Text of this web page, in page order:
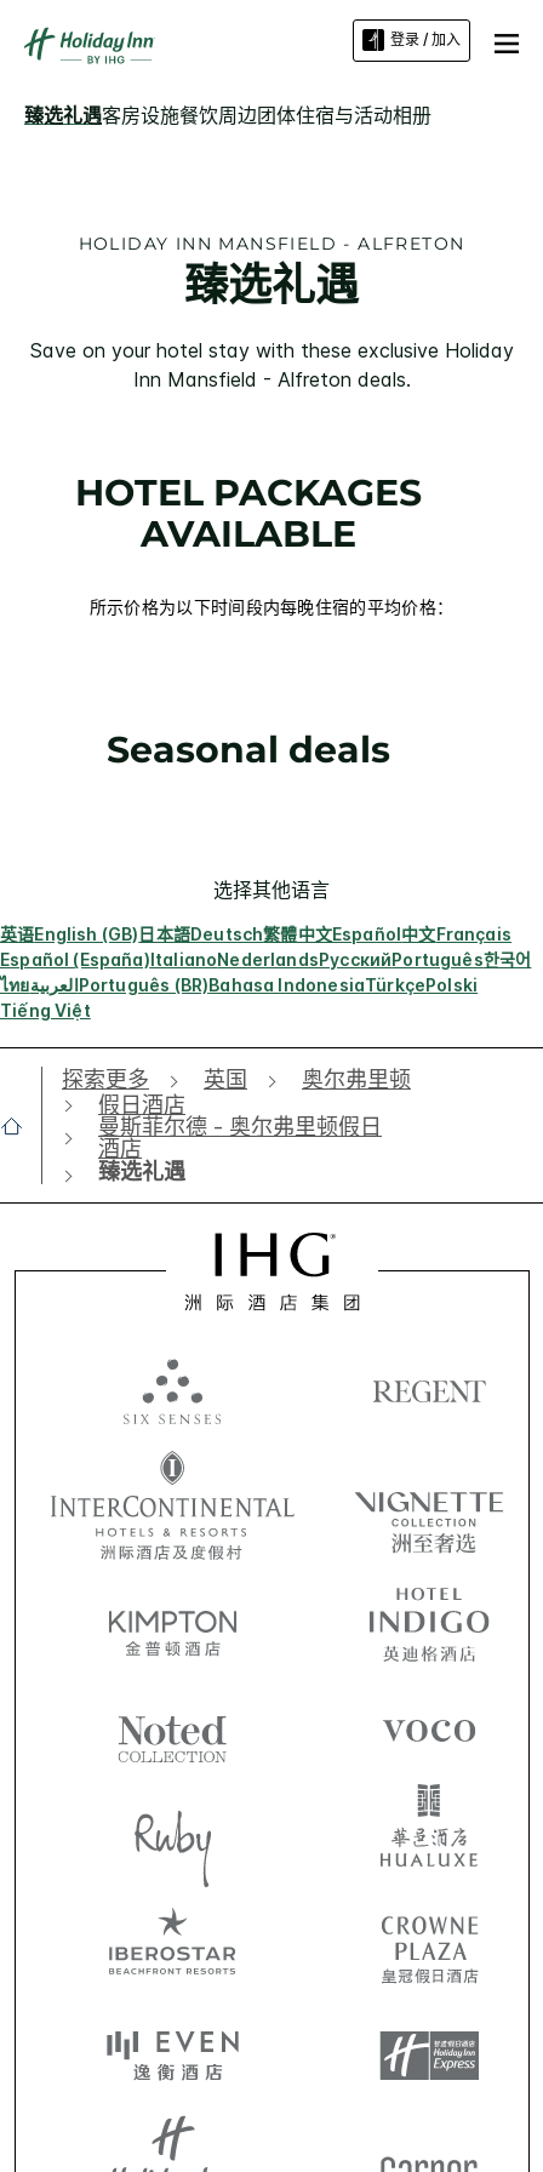
登录 / 加入
臻选礼遇客房设施餐饮周边团体住宿与活动相册
HOLIDAY INN MANSFIELD - ALFRETON
臻选礼遇
Save on your hotel stay with these exclusive Holiday
Inn Mansfield - Alfreton deals.
HOTEL PACKAGES
AVAILABLE
所示价格为以下时间段内每晚住宿的平均价格：
Seasonal deals
选择其他语言
英语English (GB)日本語Deutsch繁體中文Español中文Français
Español (España)ItalianoNederlandsРусскийPortuguês한국어
ไทยالعربيةPortuguês (BR)Bahasa IndonesiaTürkçePolski
Tiếng Việt
探索更多 英国
奥尔弗里顿
假日酒店
曼斯菲尔德 - 奥尔弗里顿假日
酒店
臻选礼遇